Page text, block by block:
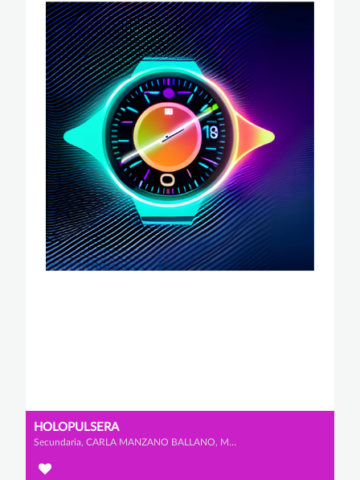
HOLOPULSERA
Secundaria, CARLA MANZANO BALLANO, MARÍA SERRANO LÓPEZ y IRENE DE BLAS VÁZQUEZ